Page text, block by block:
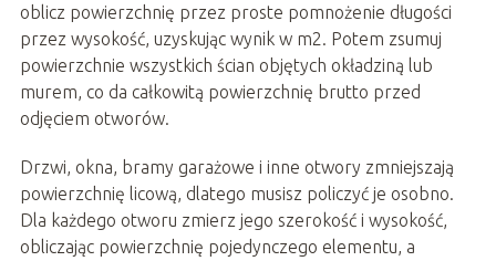
oblicz powierzchnię przez proste pomnożenie długości
przez wysokość, uzyskując wynik w m2. Potem zsumuj
powierzchnie wszystkich ścian objętych okładziną lub
murem, co da całkowitą powierzchnię brutto przed
odjęciem otworów.
Drzwi, okna, bramy garażowe i inne otwory zmniejszają
powierzchnię licową, dlatego musisz policzyć je osobno.
Dla każdego otworu zmierz jego szerokość i wysokość,
obliczając powierzchnię pojedynczego elementu, a